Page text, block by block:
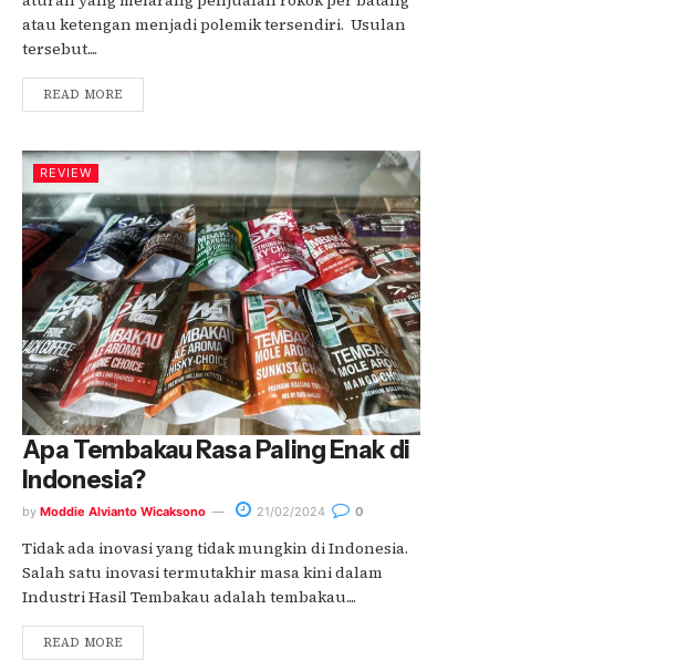
atau ketengan menjadi polemik tersendiri. Usulan
tersebut....
READ MORE
REVIEW
Apa Tembakau Rasa Paling Enak di
Indonesia?
by Moddie Alvianto Wicaksono 21/02/2024 0
Tidak ada inovasi yang tidak mungkin di Indonesia.
Salah satu inovasi termutakhir masa kini dalam
Industri Hasil Tembakau adalah tembakau....
READ MORE